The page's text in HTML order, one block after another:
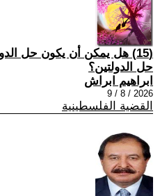
(15) هل يمكن أن يكون حل
حل الدولتين؟
ابراهيم ابراش
2026 / 8 / 9
القضية الفلسطينية